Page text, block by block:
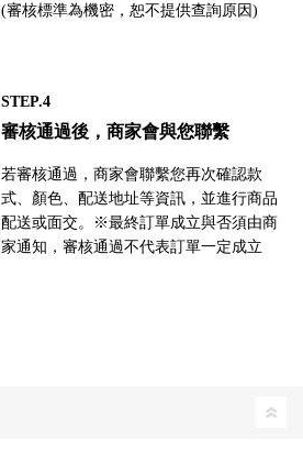
(審核標準為機密，恕不提供查詢原因)
STEP.4
審核通過後，商家會與您聯繫
若審核通過，商家會聯繫您再次確認款
式、顏色、配送地址等資訊，並進行商品
配送或面交。※最終訂單成立與否須由商
家通知，審核通過不代表訂單一定成立